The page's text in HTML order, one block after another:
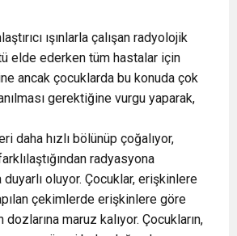
ışınlarla çalışan radyolojik
elde ederken tüm hastalar için
ancak çocuklarda bu konuda çok
gerektiğine vurgu yaparak,
daha hızlı bölünüp çoğalıyor,
radyasyona
oluyor. Çocuklar, erişkinlere
çekimlerde erişkinlere göre
maruz kalıyor. Çocukların,